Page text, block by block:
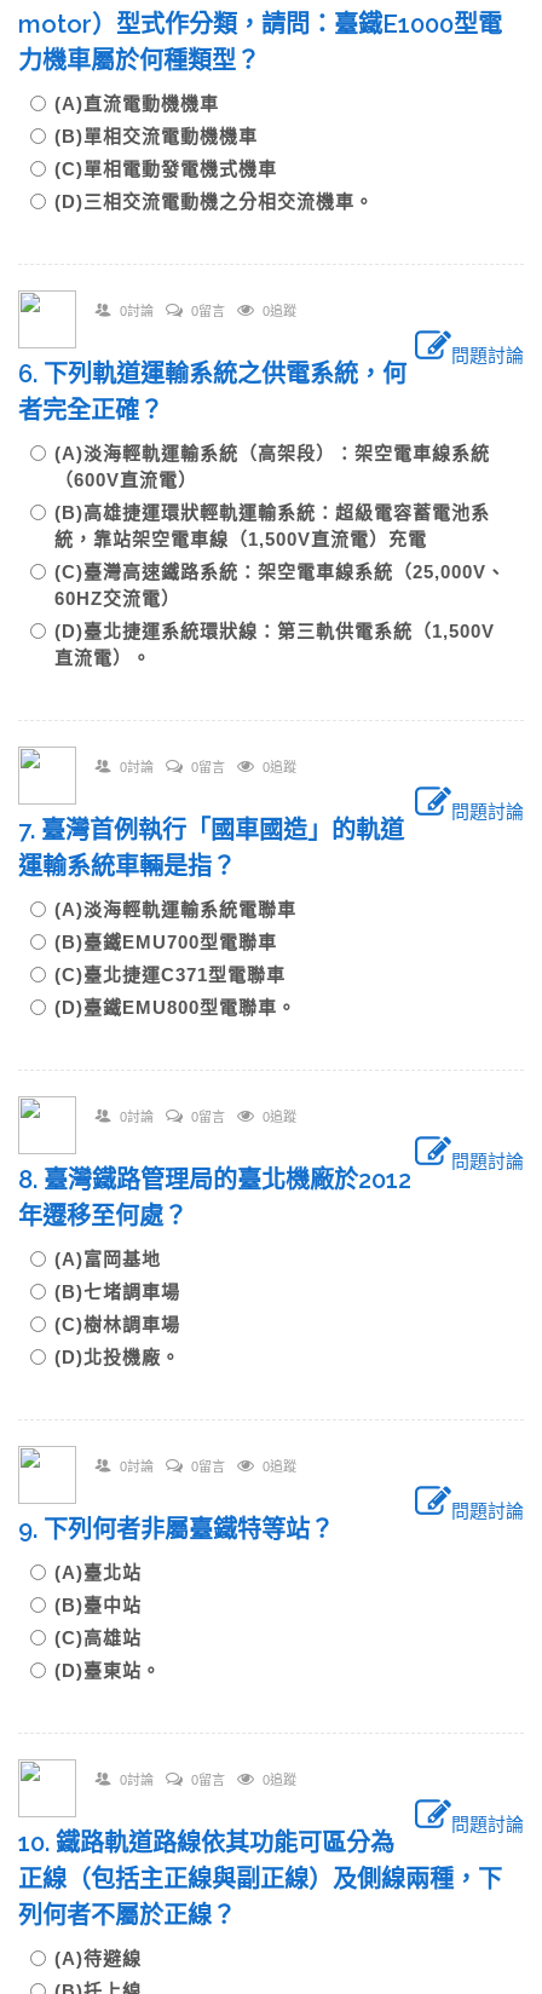
motor）型式作分類，請問：臺鐵E1000型電
力機車屬於何種類型？
(A)直流電動機機車
(B)單相交流電動機機車
(C)單相電動發電機式機車
(D)三相交流電動機之分相交流機車。
0討論 0留言 0追蹤
問題討論
6. 下列軌道運輸系統之供電系統，何
者完全正確？
(A)淡海輕軌運輸系統（高架段）：架空電車線系統
（600V直流電）
(B)高雄捷運環狀輕軌運輸系統：超級電容蓄電池系
統，靠站架空電車線（1,500V直流電）充電
(C)臺灣高速鐵路系統：架空電車線系統（25,000V、
60HZ交流電）
(D)臺北捷運系統環狀線：第三軌供電系統（1,500V
直流電）。
0討論 0留言 0追蹤
問題討論
7. 臺灣首例執行「國車國造」的軌道
運輸系統車輛是指？
(A)淡海輕軌運輸系統電聯車
(B)臺鐵EMU700型電聯車
(C)臺北捷運C371型電聯車
(D)臺鐵EMU800型電聯車。
0討論 0留言 0追蹤
問題討論
8. 臺灣鐵路管理局的臺北機廠於2012
年遷移至何處？
(A)富岡基地
(B)七堵調車場
(C)樹林調車場
(D)北投機廠。
0討論 0留言 0追蹤
問題討論
9. 下列何者非屬臺鐵特等站？
(A)臺北站
(B)臺中站
(C)高雄站
(D)臺東站。
0討論 0留言 0追蹤
問題討論
10. 鐵路軌道路線依其功能可區分為
正線（包括主正線與副正線）及側線兩種，下
列何者不屬於正線？
(A)待避線